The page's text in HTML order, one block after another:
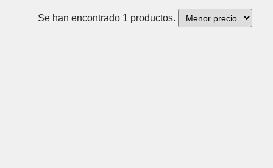
Se han encontrado 1 productos.